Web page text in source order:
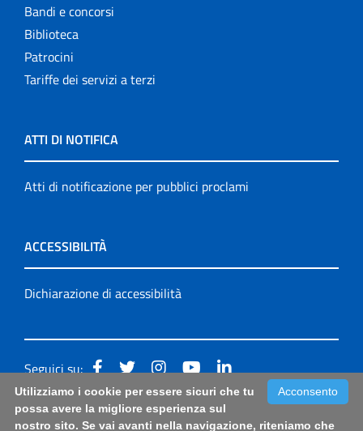
Bandi e concorsi
Biblioteca
Patrocini
Tariffe dei servizi a terzi
ATTI DI NOTIFICA
Atti di notificazione per pubblici proclami
ACCESSIBILITÀ
Dichiarazione di accessibilità
Seguici su:
Accessibilità: form di segnalazione di prima istanza per
Acconsento
Utilizziamo i cookie per essere sicuri che tu
possa avere la migliore esperienza sul
nostro sito. Se vai avanti nella navigazione, riteniamo che